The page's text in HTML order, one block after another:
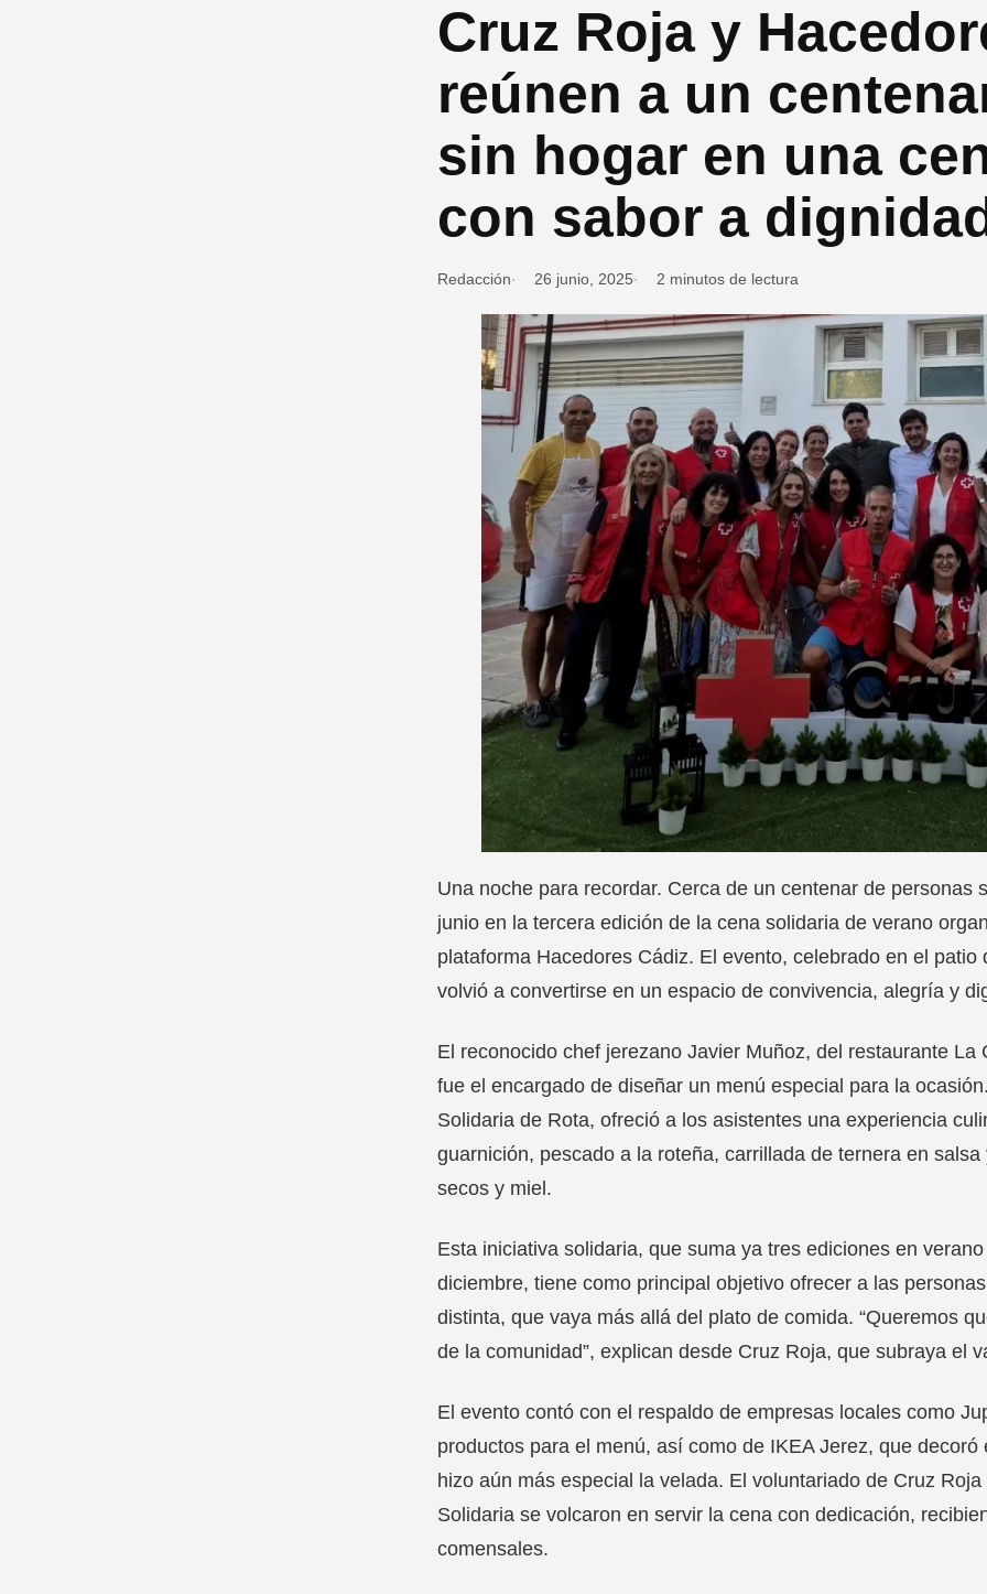
Cruz Roja y
reúnen a un
sin hogar en una
con sabor a
Redacción 26 junio, 2025 2 minutos de lectura
Una noche para recordar. Cerca de un centenar de personas
junio en la tercera edición de la cena solidaria de verano
plataforma Hacedores Cádiz. El evento, celebrado en el
volvió a convertirse en un espacio de convivencia, alegría y
El reconocido chef jerezano Javier Muñoz, del restaurante
fue el encargado de diseñar un menú especial para la
Solidaria de Rota, ofreció a los asistentes una experiencia
guarnición, pescado a la roteña, carrillada de ternera en
secos y miel.
Esta iniciativa solidaria, que suma ya tres ediciones en
diciembre, tiene como principal objetivo ofrecer a las
distinta, que vaya más allá del plato de comida. “Queremos
de la comunidad”, explican desde Cruz Roja, que subraya el
El evento contó con el respaldo de empresas locales como
productos para el menú, así como de IKEA Jerez, que
hizo aún más especial la velada. El voluntariado de Cruz
Solidaria se volcaron en servir la cena con dedicación,
comensales.